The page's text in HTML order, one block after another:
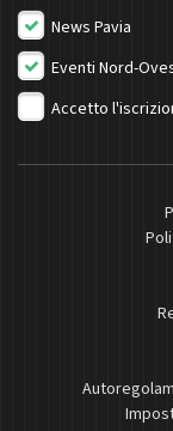
News Pavia
Eventi Nord-
Accetto